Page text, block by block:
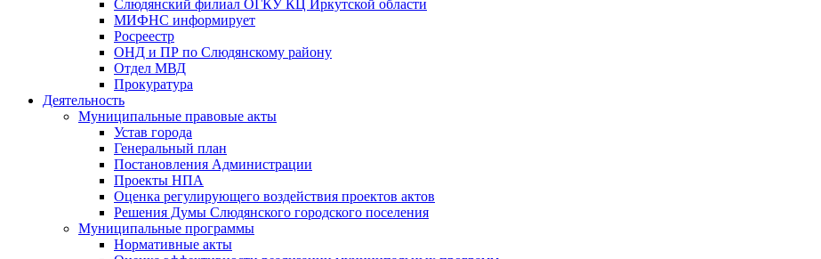
Слюдянский филиал ОГКУ КЦ Иркутской области
МИФНС информирует
Росреестр
ОНД и ПР по Слюдянскому району
Отдел МВД
Прокуратура
Деятельность
Муниципальные правовые акты
Устав города
Генеральный план
Постановления Администрации
Проекты НПА
Оценка регулирующего воздействия проектов актов
Решения Думы Слюдянского городского поселения
Муниципальные программы
Нормативные акты